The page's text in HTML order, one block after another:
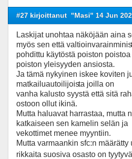
#27 kirjoittanut "Masi" 14 Jun
Laskijat unohtaa näköjään aina
myös sen että valtioinvarainminis
pohdittu käytöstä poiston poistoa
poiston yleisyyden ansiosta.
Ja tämä nykyinen iskee koviten
matkailuautoilijoista joilla on
vanha kalusto syystä että sitä
ostoon ollut ikinä.
Mutta haluavat harrastaa, mutta
katkaiseen sen kamelin selän ja
vekottimet menee myyntiin.
Mutta varmaankin sfc:n määrätty
rikkaita suosiva osasto on